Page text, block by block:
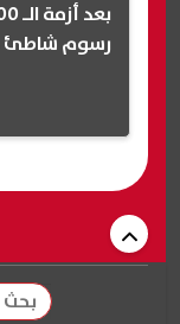
رسوم شاطئ
بحث